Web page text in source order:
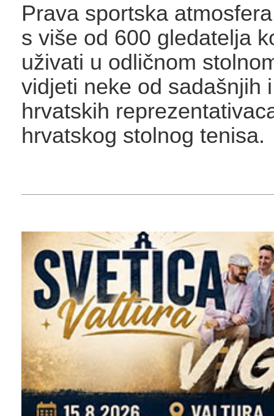
Prava sportska
s više od 600 gledatelja
uživati u odličnom
vidjeti neke od sadašnjih
hrvatskih
hrvatskog stolnog tenisa.